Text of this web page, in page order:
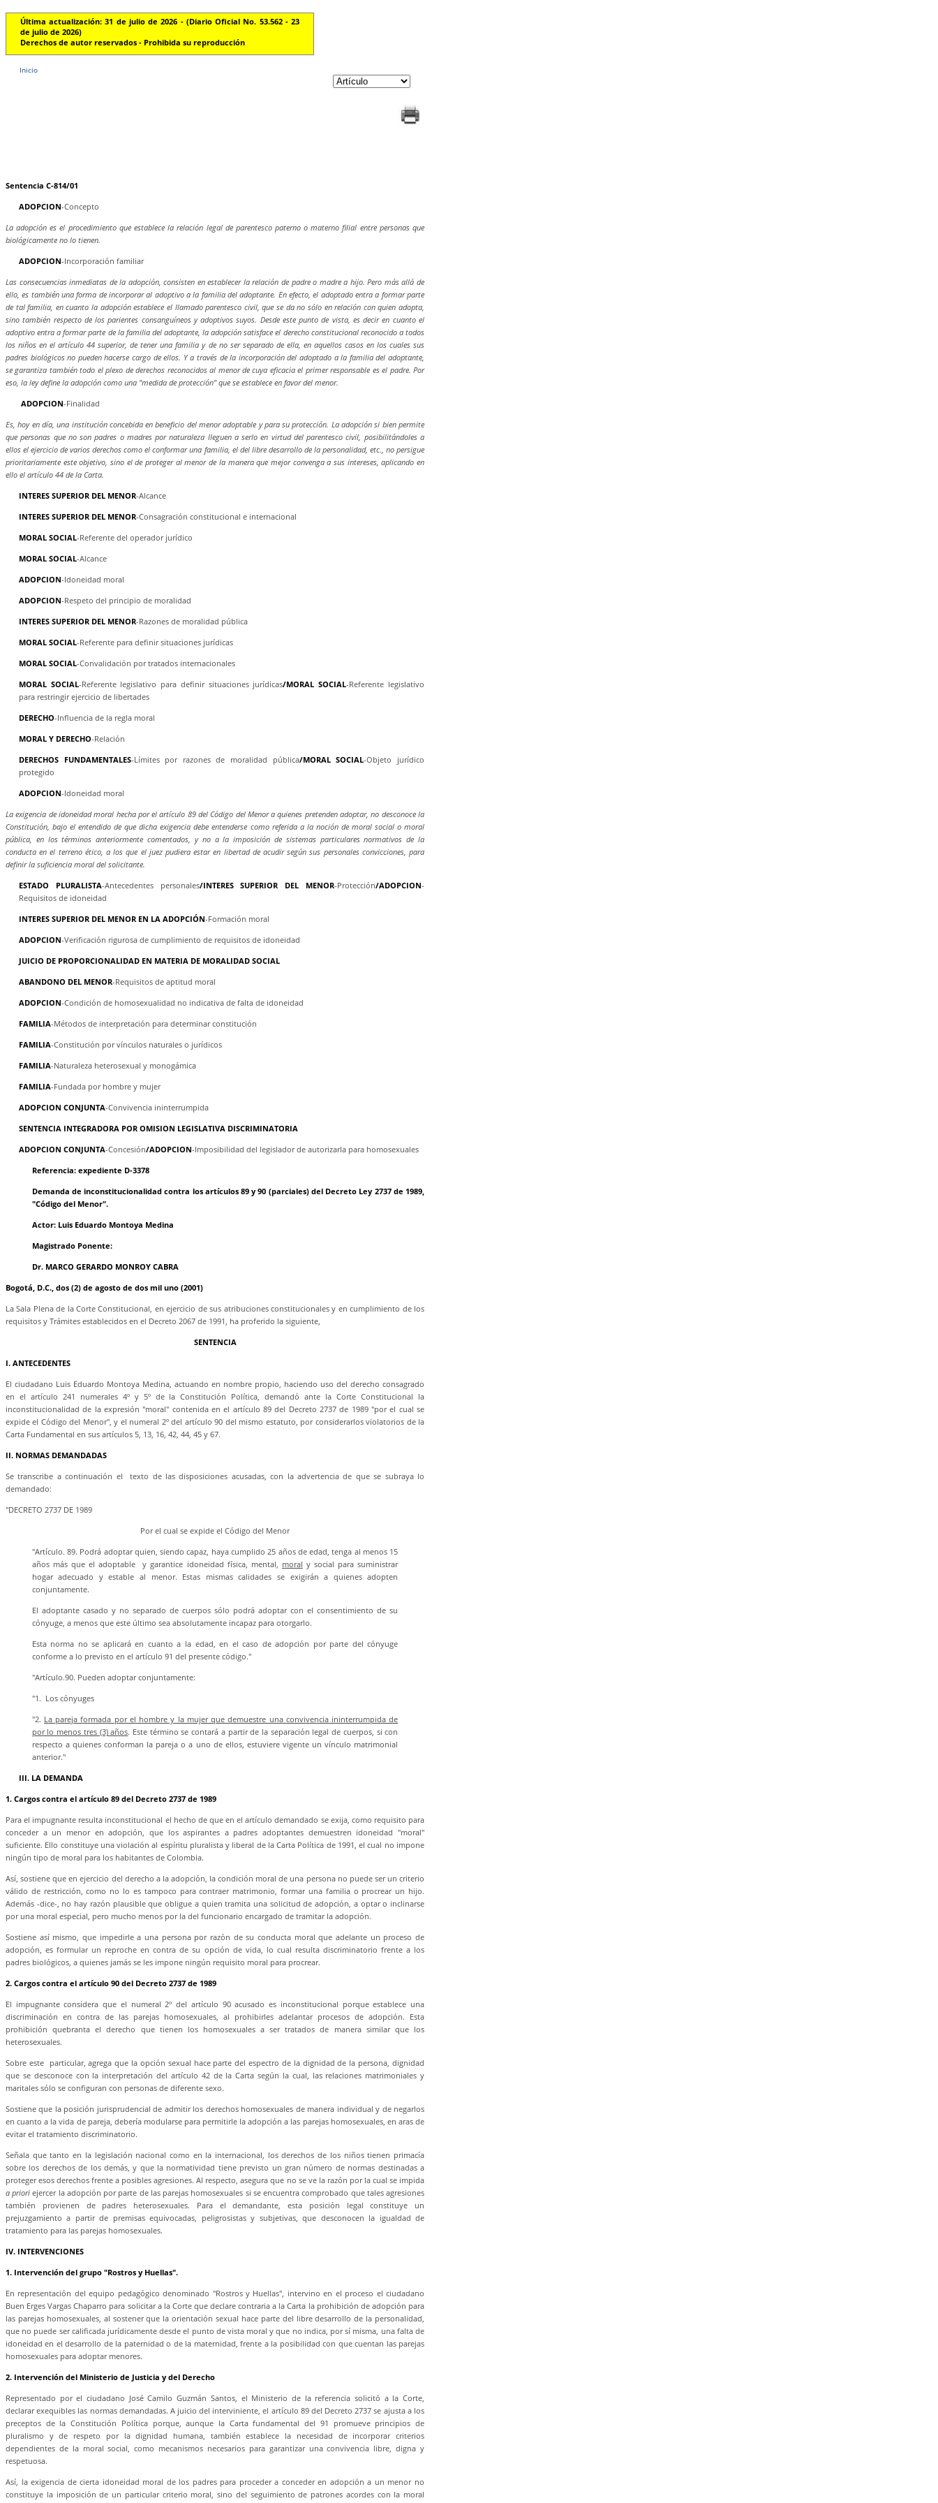
Última actualización: 31 de julio de 2026 - (Diario Oficial No. 53.562 - 23
de julio de 2026)
Derechos de autor reservados - Prohibida su reproducción
Inicio
Sentencia C-814/01
ADOPCION-Concepto
La adopción es el procedimiento que establece la relación legal de parentesco paterno o materno filial entre personas que
biológicamente no lo tienen.
ADOPCION-Incorporación familiar
Las consecuencias inmediatas de la adopción, consisten en establecer la relación de padre o madre a hijo. Pero más allá de
ello, es también una forma de incorporar al adoptivo a la familia del adoptante. En efecto, el adoptado entra a formar parte
de tal familia, en cuanto la adopción establece el llamado parentesco civil, que se da no sólo en relación con quien adopta,
sino también respecto de los parientes consanguíneos y adoptivos suyos. Desde este punto de vista, es decir en cuanto el
adoptivo entra a formar parte de la familia del adoptante, la adopción satisface el derecho constitucional reconocido a todos
los niños en el artículo 44 superior, de tener una familia y de no ser separado de ella, en aquellos casos en los cuales sus
padres biológicos no pueden hacerse cargo de ellos. Y a través de la incorporación del adoptado a la familia del adoptante,
se garantiza también todo el plexo de derechos reconocidos al menor de cuya eficacia el primer responsable es el padre. Por
eso, la ley define la adopción como una "medida de protección" que se establece en favor del menor.
ADOPCION-Finalidad
Es, hoy en día, una institución concebida en beneficio del menor adoptable y para su protección. La adopción si bien permite
que personas que no son padres o madres por naturaleza lleguen a serlo en virtud del parentesco civil, posibilitándoles a
ellos el ejercicio de varios derechos como el conformar una familia, el del libre desarrollo de la personalidad, etc., no persigue
prioritariamente este objetivo, sino el de proteger al menor de la manera que mejor convenga a sus intereses, aplicando en
ello el artículo 44 de la Carta.
INTERES SUPERIOR DEL MENOR-Alcance
INTERES SUPERIOR DEL MENOR-Consagración constitucional e internacional
MORAL SOCIAL-Referente del operador jurídico
MORAL SOCIAL-Alcance
ADOPCION-Idoneidad moral
ADOPCION-Respeto del principio de moralidad
INTERES SUPERIOR DEL MENOR-Razones de moralidad pública
MORAL SOCIAL-Referente para definir situaciones jurídicas
MORAL SOCIAL-Convalidación por tratados internacionales
MORAL SOCIAL-Referente legislativo para definir situaciones jurídicas/MORAL SOCIAL-Referente legislativo
para restringir ejercicio de libertades
DERECHO-Influencia de la regla moral
MORAL Y DERECHO-Relación
DERECHOS FUNDAMENTALES-Límites por razones de moralidad pública/MORAL SOCIAL-Objeto jurídico
protegido
ADOPCION-Idoneidad moral
La exigencia de idoneidad moral hecha por el artículo 89 del Código del Menor a quienes pretenden adoptar, no desconoce la
Constitución, bajo el entendido de que dicha exigencia debe entenderse como referida a la noción de moral social o moral
pública, en los términos anteriormente comentados, y no a la imposición de sistemas particulares normativos de la
conducta en el terreno ético, a los que el juez pudiera estar en libertad de acudir según sus personales convicciones, para
definir la suficiencia moral del solicitante.
ESTADO PLURALISTA-Antecedentes personales/INTERES SUPERIOR DEL MENOR-Protección/ADOPCION-
Requisitos de idoneidad
INTERES SUPERIOR DEL MENOR EN LA ADOPCIÓN-Formación moral
ADOPCION-Verificación rigurosa de cumplimiento de requisitos de idoneidad
JUICIO DE PROPORCIONALIDAD EN MATERIA DE MORALIDAD SOCIAL
ABANDONO DEL MENOR-Requisitos de aptitud moral
ADOPCION-Condición de homosexualidad no indicativa de falta de idoneidad
FAMILIA-Métodos de interpretación para determinar constitución
FAMILIA-Constitución por vínculos naturales o jurídicos
FAMILIA-Naturaleza heterosexual y monogámica
FAMILIA-Fundada por hombre y mujer
ADOPCION CONJUNTA-Convivencia ininterrumpida
SENTENCIA INTEGRADORA POR OMISION LEGISLATIVA DISCRIMINATORIA
ADOPCION CONJUNTA-Concesión/ADOPCION-Imposibilidad del legislador de autorizarla para homosexuales
Referencia: expediente D-3378
Demanda de inconstitucionalidad contra los artículos 89 y 90 (parciales) del Decreto Ley 2737 de 1989,
"Código del Menor".
Actor: Luis Eduardo Montoya Medina
Magistrado Ponente:
Dr. MARCO GERARDO MONROY CABRA
Bogotá, D.C., dos (2) de agosto de dos mil uno (2001)
La Sala Plena de la Corte Constitucional, en ejercicio de sus atribuciones constitucionales y en cumplimiento de los
requisitos y Trámites establecidos en el Decreto 2067 de 1991, ha proferido la siguiente,
SENTENCIA
I. ANTECEDENTES
El ciudadano Luis Eduardo Montoya Medina, actuando en nombre propio, haciendo uso del derecho consagrado
en el artículo 241 numerales 4º y 5º de la Constitución Política, demandó ante la Corte Constitucional la
inconstitucionalidad de la expresión "moral" contenida en el artículo 89 del Decreto 2737 de 1989 "por el cual se
expide el Código del Menor", y el numeral 2º del artículo 90 del mismo estatuto, por considerarlos violatorios de la
Carta Fundamental en sus artículos 5, 13, 16, 42, 44, 45 y 67.
II. NORMAS DEMANDADAS
Se transcribe a continuación el texto de las disposiciones acusadas, con la advertencia de que se subraya lo
demandado:
"DECRETO 2737 DE 1989
Por el cual se expide el Código del Menor
"Artículo. 89. Podrá adoptar quien, siendo capaz, haya cumplido 25 años de edad, tenga al menos 15
años más que el adoptable y garantice idoneidad física, mental, moral y social para suministrar
hogar adecuado y estable al menor. Estas mismas calidades se exigirán a quienes adopten
conjuntamente.
El adoptante casado y no separado de cuerpos sólo podrá adoptar con el consentimiento de su
cónyuge, a menos que este último sea absolutamente incapaz para otorgarlo.
Esta norma no se aplicará en cuanto a la edad, en el caso de adopción por parte del cónyuge
conforme a lo previsto en el artículo 91 del presente código."
"Artículo.90. Pueden adoptar conjuntamente:
"1. Los cónyuges
"2. La pareja formada por el hombre y la mujer que demuestre una convivencia ininterrumpida de
por lo menos tres (3) años. Este término se contará a partir de la separación legal de cuerpos, si con
respecto a quienes conforman la pareja o a uno de ellos, estuviere vigente un vínculo matrimonial
anterior."
III. LA DEMANDA
1. Cargos contra el artículo 89 del Decreto 2737 de 1989
Para el impugnante resulta inconstitucional el hecho de que en el artículo demandado se exija, como requisito para
conceder a un menor en adopción, que los aspirantes a padres adoptantes demuestren idoneidad "moral"
suficiente. Ello constituye una violación al espíritu pluralista y liberal de la Carta Política de 1991, el cual no impone
ningún tipo de moral para los habitantes de Colombia.
Así, sostiene que en ejercicio del derecho a la adopción, la condición moral de una persona no puede ser un criterio
válido de restricción, como no lo es tampoco para contraer matrimonio, formar una familia o procrear un hijo.
Además -dice-, no hay razón plausible que obligue a quien tramita una solicitud de adopción, a optar o inclinarse
por una moral especial, pero mucho menos por la del funcionario encargado de tramitar la adopción.
Sostiene así mismo, que impedirle a una persona por razón de su conducta moral que adelante un proceso de
adopción, es formular un reproche en contra de su opción de vida, lo cual resulta discriminatorio frente a los
padres biológicos, a quienes jamás se les impone ningún requisito moral para procrear.
2. Cargos contra el artículo 90 del Decreto 2737 de 1989
El impugnante considera que el numeral 2º del artículo 90 acusado es inconstitucional porque establece una
discriminación en contra de las parejas homosexuales, al prohibirles adelantar procesos de adopción. Esta
prohibición quebranta el derecho que tienen los homosexuales a ser tratados de manera similar que los
heterosexuales.
Sobre este particular, agrega que la opción sexual hace parte del espectro de la dignidad de la persona, dignidad
que se desconoce con la interpretación del artículo 42 de la Carta según la cual, las relaciones matrimoniales y
maritales sólo se configuran con personas de diferente sexo.
Sostiene que la posición jurisprudencial de admitir los derechos homosexuales de manera individual y de negarlos
en cuanto a la vida de pareja, debería modularse para permitirle la adopción a las parejas homosexuales, en aras de
evitar el tratamiento discriminatorio.
Señala que tanto en la legislación nacional como en la internacional, los derechos de los niños tienen primacía
sobre los derechos de los demás, y que la normatividad tiene previsto un gran número de normas destinadas a
proteger esos derechos frente a posibles agresiones. Al respecto, asegura que no se ve la razón por la cual se impida
a priori ejercer la adopción por parte de las parejas homosexuales si se encuentra comprobado que tales agresiones
también provienen de padres heterosexuales. Para el demandante, esta posición legal constituye un
prejuzgamiento a partir de premisas equivocadas, peligrosistas y subjetivas, que desconocen la igualdad de
tratamiento para las parejas homosexuales.
IV. INTERVENCIONES
1. Intervención del grupo "Rostros y Huellas".
En representación del equipo pedagógico denominado "Rostros y Huellas", intervino en el proceso el ciudadano
Buen Erges Vargas Chaparro para solicitar a la Corte que declare contraria a la Carta la prohibición de adopción para
las parejas homosexuales, al sostener que la orientación sexual hace parte del libre desarrollo de la personalidad,
que no puede ser calificada jurídicamente desde el punto de vista moral y que no indica, por sí misma, una falta de
idoneidad en el desarrollo de la paternidad o de la maternidad, frente a la posibilidad con que cuentan las parejas
homosexuales para adoptar menores.
2. Intervención del Ministerio de Justicia y del Derecho
Representado por el ciudadano José Camilo Guzmán Santos, el Ministerio de la referencia solicitó a la Corte,
declarar exequibles las normas demandadas. A juicio del interviniente, el artículo 89 del Decreto 2737 se ajusta a los
preceptos de la Constitución Política porque, aunque la Carta fundamental del 91 promueve principios de
pluralismo y de respeto por la dignidad humana, también establece la necesidad de incorporar criterios
dependientes de la moral social, como mecanismos necesarios para garantizar una convivencia libre, digna y
respetuosa.
Así, la exigencia de cierta idoneidad moral de los padres para proceder a conceder en adopción a un menor no
constituye la imposición de un particular criterio moral, sino del seguimiento de patrones acordes con la moral